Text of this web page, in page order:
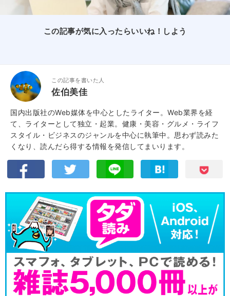
この記事が気に入ったらいいね！しよう
この記事を書いた人
佐伯美佳
国内出版社のWeb媒体を中心としたライター。Web業界を経
て、ライターとして独立・起業。健康・美容・グルメ・ライフ
スタイル・ビジネスのジャンルを中心に執筆中。思わず読みた
くなり、読んだら得する情報を発信してまいります。